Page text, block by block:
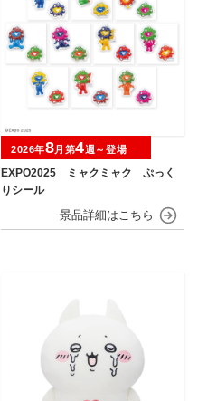
EXPO2025 ミャクミャク ぷっく
りシール
2026年8月第4週～登場